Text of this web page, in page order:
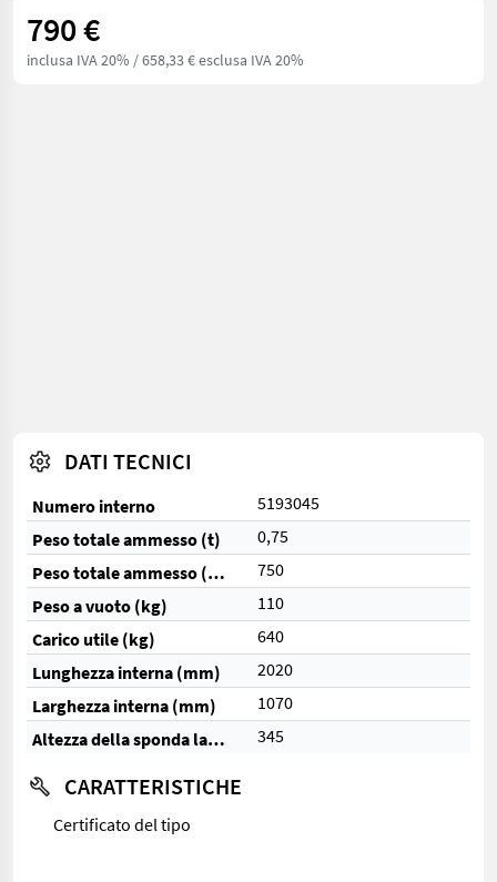
790 €
inclusa IVA 20% / 658,33 € esclusa IVA 20%
DATI TECNICI
Numero interno
5193045
Peso totale ammesso (t)
0,75
Peso totale ammesso (kg)
750
Peso a vuoto (kg)
110
Carico utile (kg)
640
Lunghezza interna (mm)
2020
Larghezza interna (mm)
1070
Altezza della sponda laterale (mm)
345
CARATTERISTICHE
Certificato del tipo